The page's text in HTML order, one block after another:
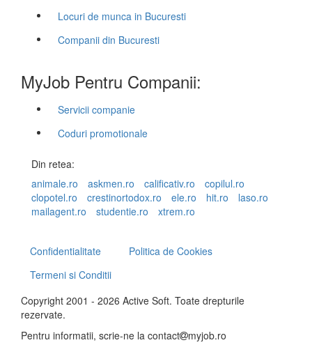
Locuri de munca in Bucuresti
Companii din Bucuresti
MyJob Pentru Companii:
Servicii companie
Coduri promotionale
Din retea:
animale.ro
askmen.ro calificativ.ro
copilul.ro
clopotel.ro
crestinortodox.ro ele.ro hit.ro
laso.ro
mailagent.ro
studentie.ro xtrem.ro
Confidentialitate
Politica de Cookies
Termeni si Conditii
Copyright 2001 - 2026 Active Soft. Toate drepturile
rezervate.
Pentru informatii, scrie-ne la contact myjob.ro